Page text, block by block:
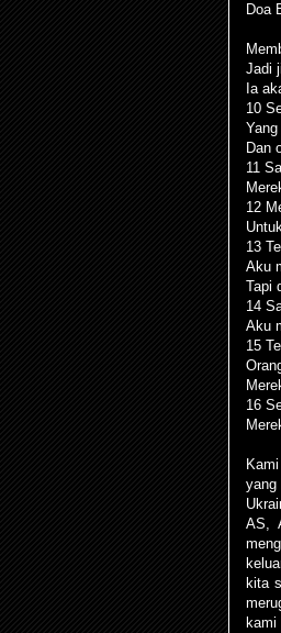
Doa
Jadi
Ia
10
Dan
11
12
13
Aku
Tapi
14
Aku
15
16
yang
AS,
kita
kami